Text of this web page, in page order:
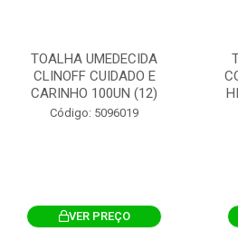
TOALHA UMEDECIDA
CLINOFF CUIDADO E
CARINHO 100UN (12)
Código: 5096019
VER PREÇO